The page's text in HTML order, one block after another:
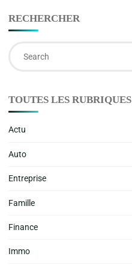
RECHERCHER
TOUTES LES RUBRIQUES
Actu
Auto
Entreprise
Famille
Finance
Immo